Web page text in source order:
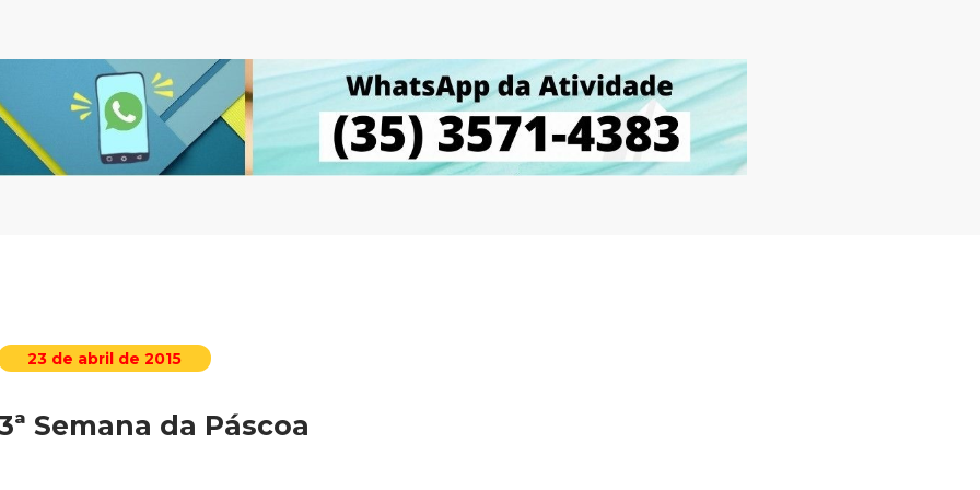
23 de abril de 2015
Semana da Páscoa